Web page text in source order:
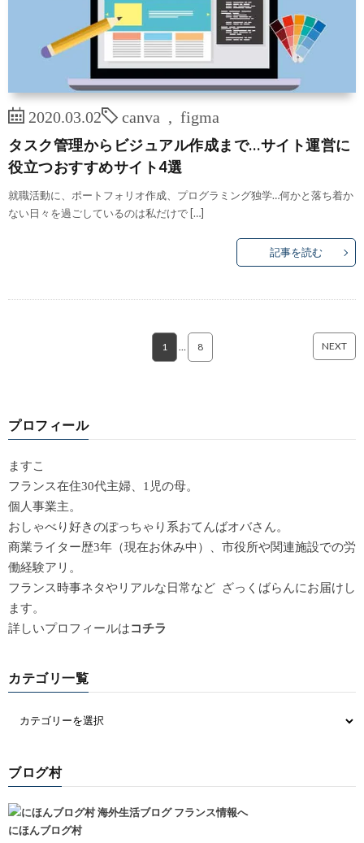
2020.03.02 canva figma
タスク管理からビジュアル作成まで…サイト運営に
役立つおすすめサイト4選
就職活動に、ポートフォリオ作成、プログラミング独学…何かと落ち着か
ない日々を過ごしているのは私だけで […]
記事を読む
1 … 8 NEXT
プロフィール
ますこ
フランス在住30代主婦、1児の母。
個人事業主。
おしゃべり好きのぽっちゃり系おてんばオバさん。
商業ライター歴3年（現在お休み中）、市役所や関連施設での労
働経験アリ。
フランス時事ネタやリアルな日常など ざっくばらんにお届けし
ます。
詳しいプロフィールはコチラ
カテゴリ一覧
ブログ村
にほんブログ村